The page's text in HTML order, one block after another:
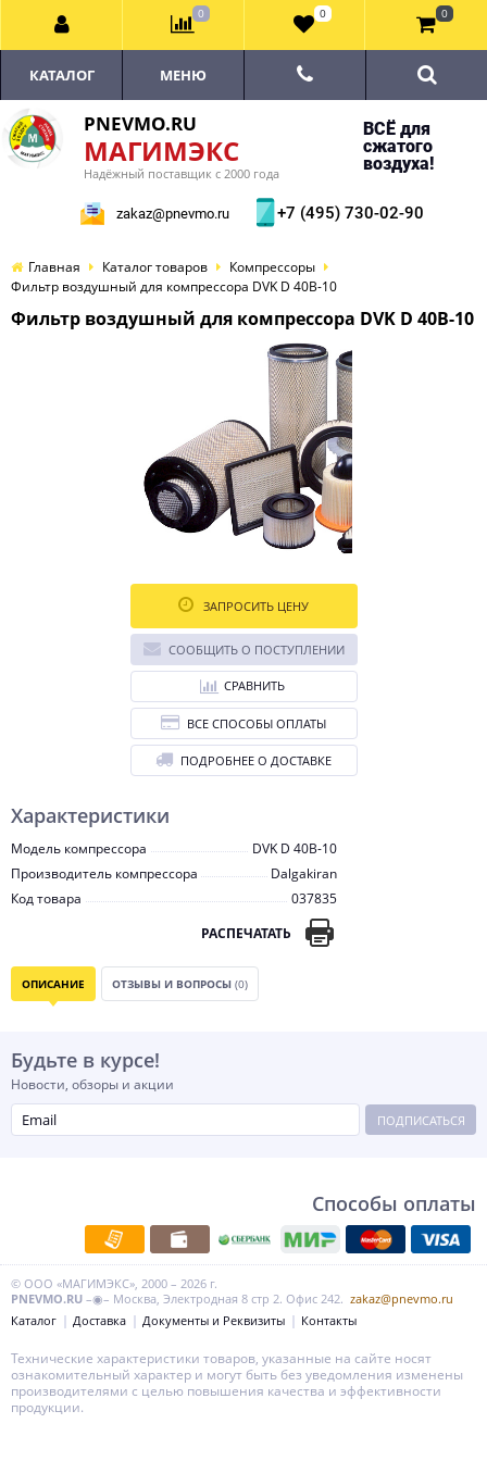
PNEVMO.RU
МАГИМЭКС
Надёжный поставщик с 2000 года
ВСЁ для
сжатого
воздуха!
zakaz@pnevmo.ru +7 (495) 730-02-90
КАТАЛОГ МЕНЮ
Главная Каталог товаров
Компрессоры
Фильтр воздушный для компрессора DVK D 40B-10
Фильтр воздушный для компрессора DVK D 40B-10
Характеристики
Модель компрессора
DVK D 40B-10
Производитель компрессора
Dalgakiran
Код товара
037835
РАСПЕЧАТАТЬ
ЗАПРОСИТЬ ЦЕНУ
СООБЩИТЬ О ПОСТУПЛЕНИИ
СРАВНИТЬ
ВСЕ СПОСОБЫ ОПЛАТЫ
ПОДРОБНЕЕ О ДОСТАВКЕ
ОПИСАНИЕ ОТЗЫВЫ И ВОПРОСЫ (0)
Будьте в курсе!
Новости, обзоры и акции
ПОДПИСАТЬСЯ
Способы оплаты
© ООО «МАГИМЭКС», 2000 – 2026 г.
PNEVMO.RU –◉– Москва, Электродная 8 стр 2. Офис 242. zakaz@pnevmo.ru
Каталог
Доставка Документы и Реквизиты Контакты
0 0 0
Технические характеристики товаров, указанные на сайте носят
ознакомительный характер и могут быть без уведомления изменены
производителями с целью повышения качества и эффективности
продукции.